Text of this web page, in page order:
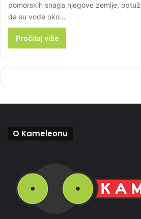
pomorskih snaga njegove zemlje,
da su vode oko…
Pročitaj više
O Kameleonu